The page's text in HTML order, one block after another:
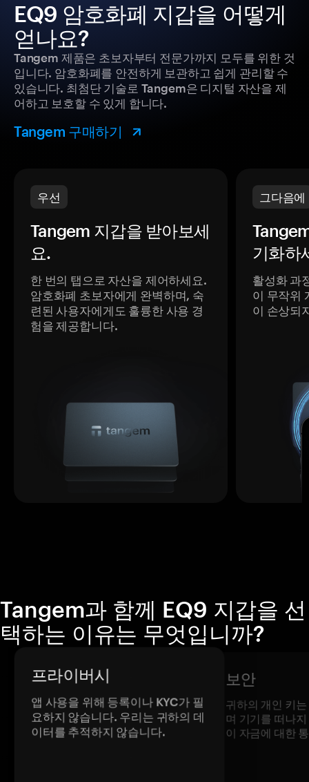
EQ9 암호화폐 지갑을 어떻게
얻나요?
Tangem 제품은 초보자부터 전문가까지 모두를 위한 것
입니다. 암호화폐를 안전하게 보관하고 쉽게 관리할 수
있습니다. 최첨단 기술로 Tangem은 디지털 자산을 제
어하고 보호할 수 있게 합니다.
Tangem 구매하기
우선
Tangem 지갑을 받아보세
요.
한 번의 탭으로 자산을 제어하세요.
암호화폐 초보자에게 완벽하며, 숙
련된 사용자에게도 훌륭한 사용 경
험을 제공합니다.
그다음에
기화하
활성화 과
이 무작위
이 손상되
Tangem과 함께 EQ9 지갑을 선
택하는 이유는 무엇입니까?
프라이버시
앱 사용을 위해 등록이나 KYC가 필
요하지 않습니다. 우리는 귀하의 데
이터를 추적하지 않습니다.
보안
귀하의 개인 키
며 기기를 떠나
이 자금에 대한